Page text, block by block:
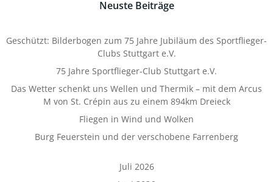
Neuste Beiträge
Geschützt: Bilderbogen zum 75 Jahre Jubiläum des Sportflieger-
Clubs Stuttgart e.V.
75 Jahre Sportflieger-Club Stuttgart e.V.
Das Wetter schenkt uns Wellen und Thermik – mit dem Arcus
M von St. Crépin aus zu einem 894km Dreieck
Fliegen in Wind und Wolken
Burg Feuerstein und der verschobene Farrenberg
Juli 2026